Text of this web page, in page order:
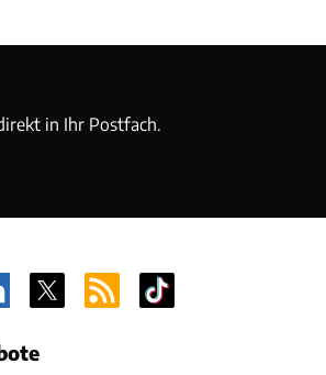
in Ihr Postfach.